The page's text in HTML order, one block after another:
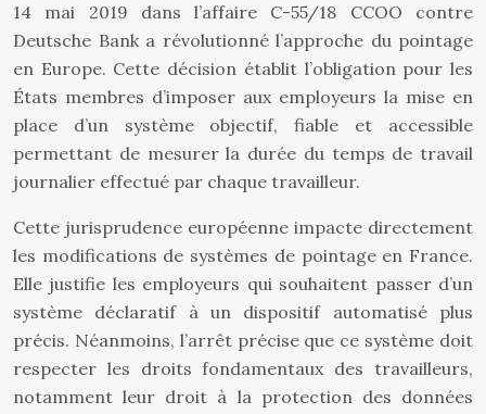
14 mai 2019 dans l’affaire C-55/18 CCOO contre
Deutsche Bank a révolutionné l’approche du pointage
en Europe. Cette décision établit l’obligation pour les
États membres d’imposer aux employeurs la mise en
place d’un système objectif, fiable et accessible
permettant de mesurer la durée du temps de travail
journalier effectué par chaque travailleur.
Cette jurisprudence européenne impacte directement
les modifications de systèmes de pointage en France.
Elle justifie les employeurs qui souhaitent passer d’un
système déclaratif à un dispositif automatisé plus
précis. Néanmoins, l’arrêt précise que ce système doit
respecter les droits fondamentaux des travailleurs,
notamment leur droit à la protection des données